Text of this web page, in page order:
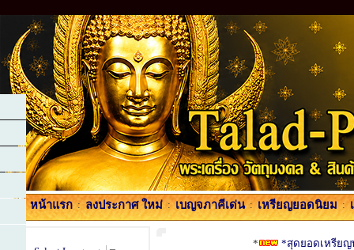
หน้าแรก : ลงประกาศ ใหม่ : เบญจภาคีเด่น : เหรียญยอดนิยม :
* *สุดยอดเหรียญ